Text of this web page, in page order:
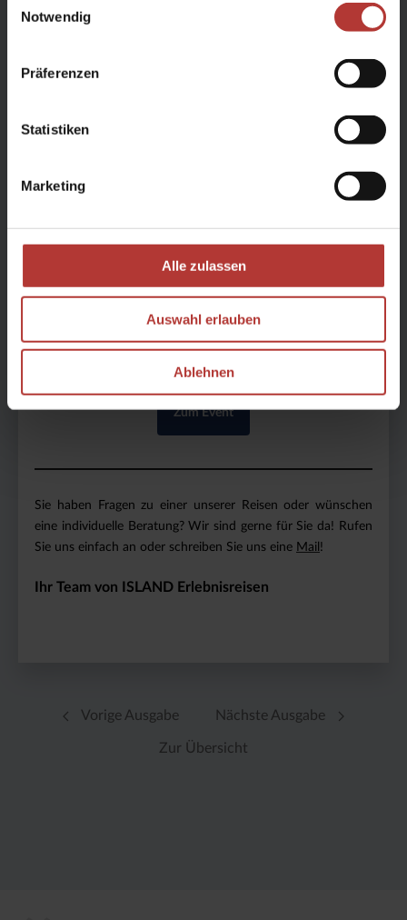
Notwendig
Präferenzen
Statistiken
Marketing
Alle zulassen
Auswahl erlauben
Ablehnen
HotSprings in Island:
Vom 7.-9. November findet in Reykjavík das Musik-Event
Iceland Airwaves statt. Wenn Sie erleben wollen, wie
Isländer*innen solch ein Event feiern, sollten Sie es sich
können, beispielsweise mit einem Aufenthalt in einem
Ferienhaus mit eigenem HotPot. Fragen Sie uns gern!
Zum Event
Sie haben Fragen zu einer unserer Reisen oder wünschen
eine individuelle Beratung? Wir sind gerne für Sie da! Rufen
Sie uns einfach an oder schreiben Sie uns eine Mail !
Ihr Team von ISLAND Erlebnisreisen
Vorige Ausgabe Nächste Ausgabe
Zur Übersicht